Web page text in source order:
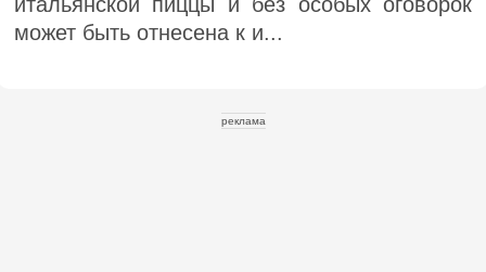
может быть отнесена к и...
реклама